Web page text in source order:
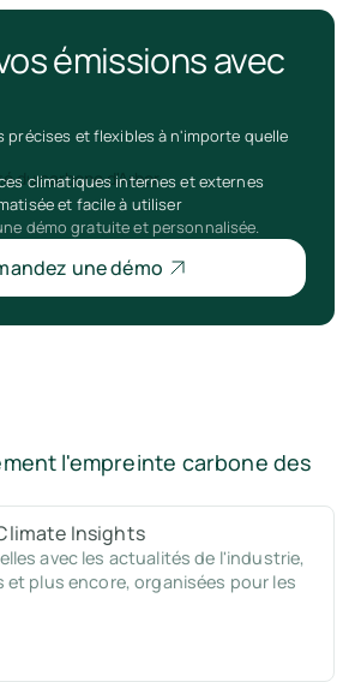
émissions avec
précises et flexibles à n'importe quelle
climatiques internes et externes
et facile à utiliser
démo gratuite et personnalisée.
une démo
l'empreinte carbone des
Insights
avec les actualités de l'industrie,
et plus encore, organisées pour les